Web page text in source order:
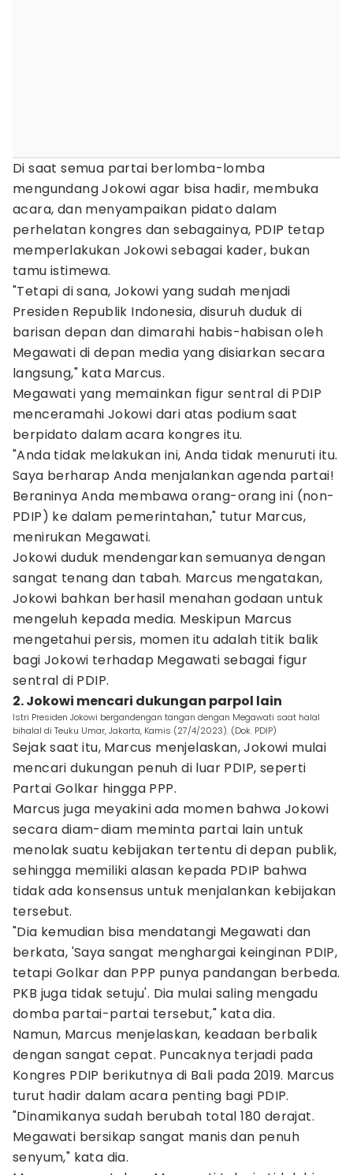
Di saat semua partai berlomba-lomba
mengundang Jokowi agar bisa hadir, membuka
acara, dan menyampaikan pidato dalam
perhelatan kongres dan sebagainya, PDIP tetap
memperlakukan Jokowi sebagai kader, bukan
tamu istimewa.
"Tetapi di sana, Jokowi yang sudah menjadi
Presiden Republik Indonesia, disuruh duduk di
barisan depan dan dimarahi habis-habisan oleh
Megawati di depan media yang disiarkan secara
langsung," kata Marcus.
Megawati yang memainkan figur sentral di PDIP
menceramahi Jokowi dari atas podium saat
berpidato dalam acara kongres itu.
"Anda tidak melakukan ini, Anda tidak menuruti itu.
Saya berharap Anda menjalankan agenda partai!
Beraninya Anda membawa orang-orang ini (non-
PDIP) ke dalam pemerintahan," tutur Marcus,
menirukan Megawati.
Jokowi duduk mendengarkan semuanya dengan
sangat tenang dan tabah. Marcus mengatakan,
Jokowi bahkan berhasil menahan godaan untuk
mengeluh kepada media. Meskipun Marcus
mengetahui persis, momen itu adalah titik balik
bagi Jokowi terhadap Megawati sebagai figur
sentral di PDIP.
2. Jokowi mencari dukungan parpol lain
Istri Presiden Jokowi bergandengan tangan dengan Megawati saat halal
bihalal di Teuku Umar, Jakarta, Kamis (27/4/2023). (Dok. PDIP)
Sejak saat itu, Marcus menjelaskan, Jokowi mulai
mencari dukungan penuh di luar PDIP, seperti
Partai Golkar hingga PPP.
Marcus juga meyakini ada momen bahwa Jokowi
secara diam-diam meminta partai lain untuk
menolak suatu kebijakan tertentu di depan publik,
sehingga memiliki alasan kepada PDIP bahwa
tidak ada konsensus untuk menjalankan kebijakan
tersebut.
"Dia kemudian bisa mendatangi Megawati dan
berkata, 'Saya sangat menghargai keinginan PDIP,
tetapi Golkar dan PPP punya pandangan berbeda.
PKB juga tidak setuju'. Dia mulai saling mengadu
domba partai-partai tersebut," kata dia.
Namun, Marcus menjelaskan, keadaan berbalik
dengan sangat cepat. Puncaknya terjadi pada
Kongres PDIP berikutnya di Bali pada 2019. Marcus
turut hadir dalam acara penting bagi PDIP.
"Dinamikanya sudah berubah total 180 derajat.
Megawati bersikap sangat manis dan penuh
senyum," kata dia.